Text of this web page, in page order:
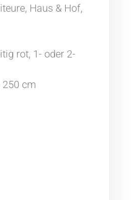
Haus & Hof,
rot, 1- oder 2-
250 cm